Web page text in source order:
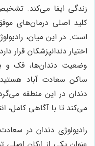
زندگی ایفا می‌کند.
کلید اصلی درمان‌های
است. در این میان،
اختیار دندانپزشکان قرار
وضعیت دندان‌ها، فک و
ساکن سعادت آباد هستید
دندان در این منطقه
می‌کند تا با آگاهی کامل،
رادیولوژی دندان در